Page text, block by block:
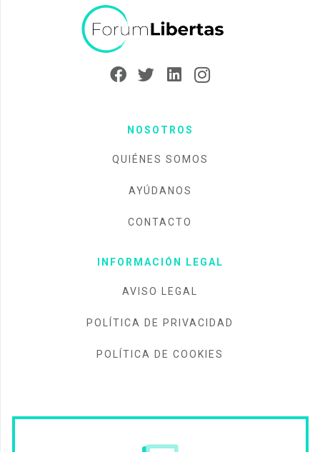
NOSOTROS
QUIÉNES SOMOS
AYÚDANOS
CONTACTO
INFORMACIÓN LEGAL
AVISO LEGAL
POLÍTICA DE PRIVACIDAD
POLÍTICA DE COOKIES